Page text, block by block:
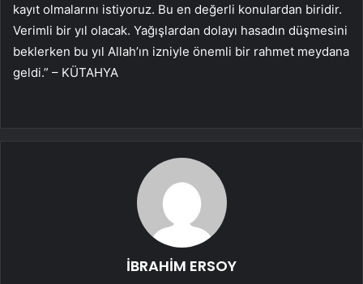
kayıt olmalarını istiyoruz. Bu en değerli konulardan biridir.
Verimli bir yıl olacak. Yağışlardan dolayı hasadın düşmesini
beklerken bu yıl Allah’ın izniyle önemli bir rahmet meydana
geldi.” – KÜTAHYA
İBRAHİM ERSOY